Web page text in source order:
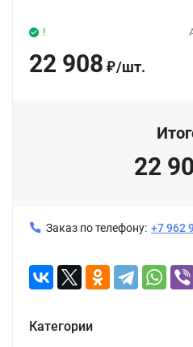
!
22 908 ₽/шт.
22
Заказ по телефону: +7 962
Категории